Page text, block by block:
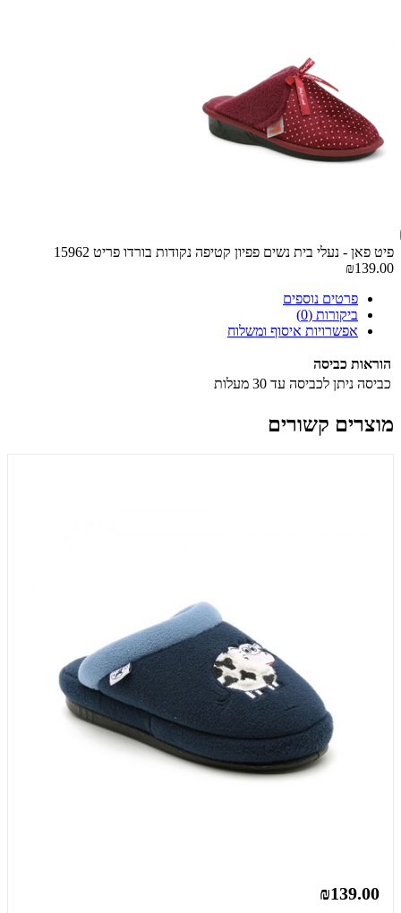
פיט פאן - נעלי בית נשים פפיון קטיפה נקודות בורדו פריט 15962
₪139.00
פרטים נוספים
ביקורות (0)
אפשרויות איסוף ומשלוח
הוראות כביסה
כביסה ניתן לכביסה עד 30 מעלות
מוצרים קשורים
₪139.00